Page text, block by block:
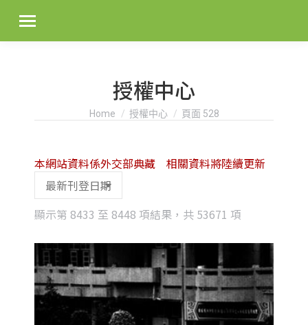
授權中心
You are here:
Home 授權中心 頁面 528
顯示第 8433 至 8448 項結果，共 53671 項
latest
本網站資料係外交部典藏 相關資料將陸續更新